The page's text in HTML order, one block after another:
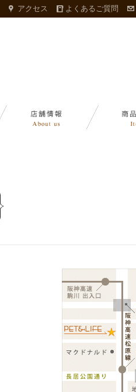
アクセス よくあるご質問